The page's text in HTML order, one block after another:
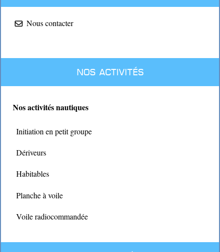
Nous contacter
Nos activités
Nos activités nautiques
Initiation en petit groupe
Dériveurs
Habitables
Planche à voile
Voile radiocommandée